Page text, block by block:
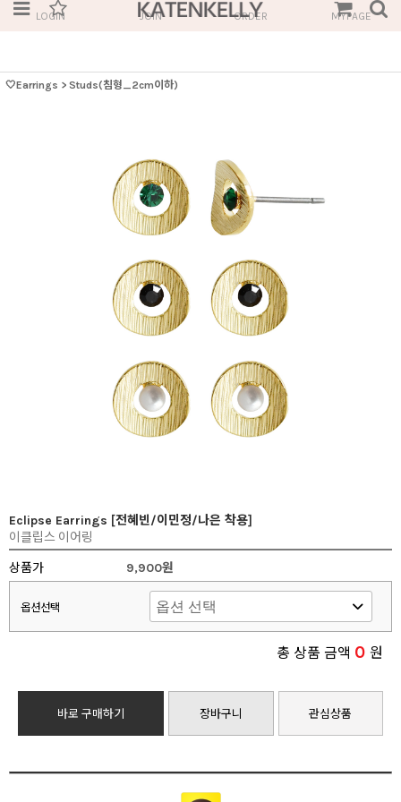
LOGIN JOIN ORDER MYPAGE
🤍Earrings > Studs(침형_2cm이하)
Eclipse Earrings [전혜빈/이민정/나은 착용]
이클립스 이어링
상품가
9,900원
옵션선택
총 상품 금액 0 원
바로 구매하기 장바구니 관심상품